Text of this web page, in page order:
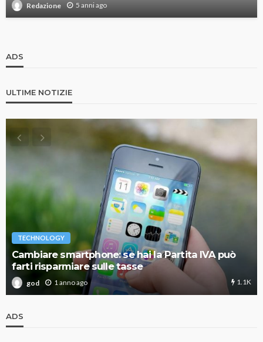
Redazione 5 anni ago
ADS
ULTIME NOTIZIE
TECHNOLOGY
Cambiare smartphone: se hai la Partita IVA può
farti risparmiare sulle tasse
god 1 anno ago 1.1K
ADS